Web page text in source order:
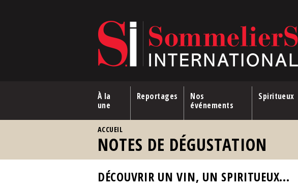
À la
une
Reportages
Nos
événements
Spiritueux
ACCUEIL
NOTES DE DÉGUSTATION
DÉCOUVRIR UN VIN, UN SPIRITUEUX...